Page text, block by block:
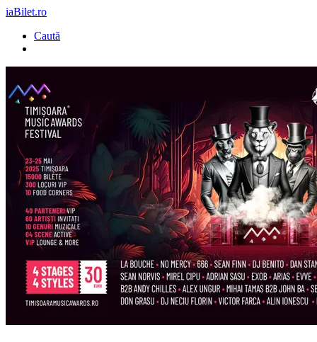
iaBilet.ro
Caută